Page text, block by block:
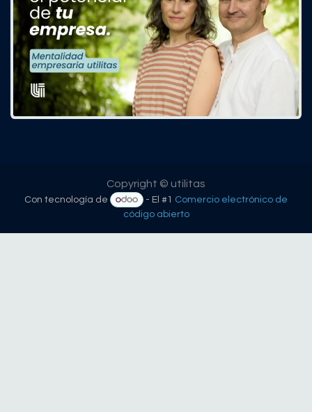
Copyright © utilitas
Con tecnología de - El #1 Comercio electrónico de
código abierto